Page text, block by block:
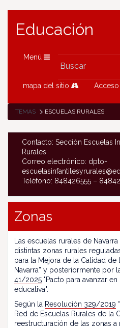
Educación
Menú
mapa del sitio Acceso
TEMAS ESCUELAS RURALES
Contacto: Sección Escuelas
Rurales
Correo electrónico: dpto-
Teléfono: 848426555 –
Zonas
Las escuelas rurales de
distintas zonas rurales
para la Mejora de la Calidad de
Navarra” y posteriormente por
41/2025 "Pacto para avanzar
educativa".
Según la Resolución 329/2019
Red de Escuelas Rurales de la
reestructuración de las zonas a